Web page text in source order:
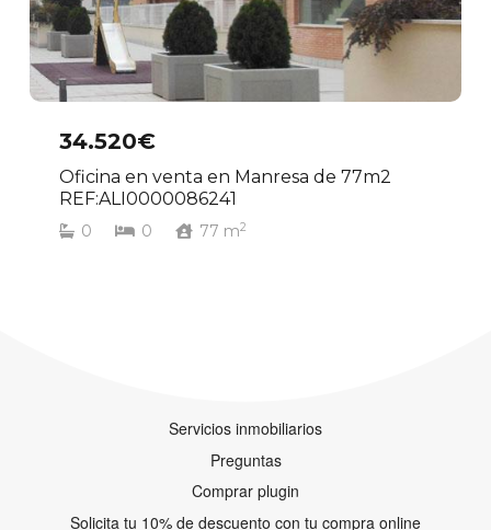
34.520€
Oficina en venta en Manresa de 77m2
REF:ALI0000086241
0 0 77 m2
Servicios inmobiliarios
Preguntas
Comprar plugin
Solicita tu 10% de descuento con tu compra online